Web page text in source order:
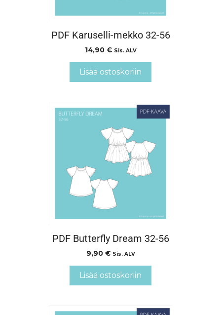
PDF Karuselli-mekko 32-56
14,90 € Sis. ALV
Lisää ostoskoriin
PDF Butterfly Dream 32-56
9,90 € Sis. ALV
Lisää ostoskoriin